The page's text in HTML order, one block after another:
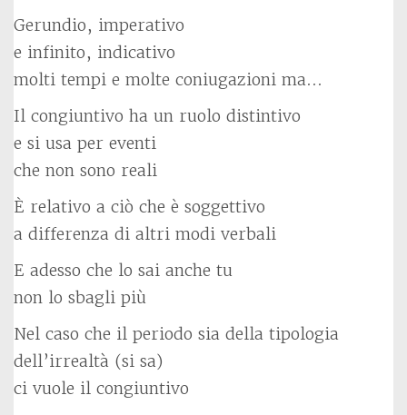
Gerundio, imperativo
e infinito, indicativo
molti tempi e molte coniugazioni ma…
Il congiuntivo ha un ruolo distintivo
e si usa per eventi
che non sono reali
È relativo a ciò che è soggettivo
a differenza di altri modi verbali
E adesso che lo sai anche tu
non lo sbagli più
Nel caso che il periodo sia della tipologia
dell’irrealtà (si sa)
ci vuole il congiuntivo